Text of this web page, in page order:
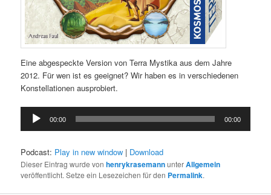
Eine abgespeckte Version von Terra Mystika aus dem Jahre
2012. Für wen ist es geeignet? Wir haben es in verschiedenen
Konstellationen ausprobiert.
Audio-
Player
00:00 00:00
Podcast: Play in new window | Download
Dieser Eintrag wurde vonhenrykrasemannunterAllgemein
veröffentlicht. Setze ein Lesezeichen für den Permalink.